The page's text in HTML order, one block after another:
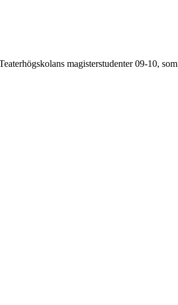
magisterstudenter 09-10,